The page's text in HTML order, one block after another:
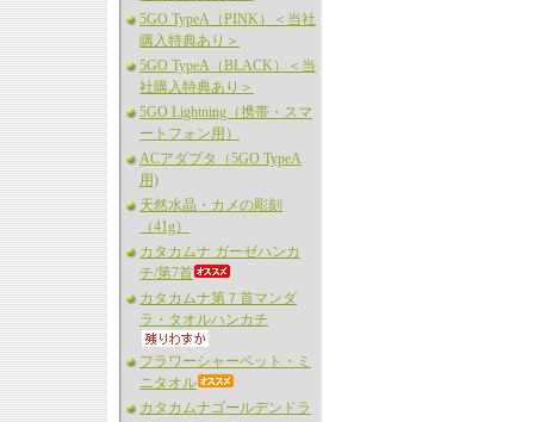
5GO TypeA（PINK）＜当社
購入特典あり＞
5GO TypeA（BLACK）＜当
社購入特典あり＞
5GO Lightning（携帯・スマ
ートフォン用）
ACアダプタ（5GO TypeA
用)
天然水晶・カメの彫刻
（41g）
カタカムナ ガーゼハンカ
チ/第7首
カタカムナ第７首マンダ
ラ・タオルハンカチ
フラワーシャーベット・ミ
ニタオル
カタカムナゴールデンドラ